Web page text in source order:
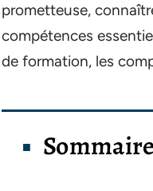
prometteuse,
compétences
de formation, les
Sommaire